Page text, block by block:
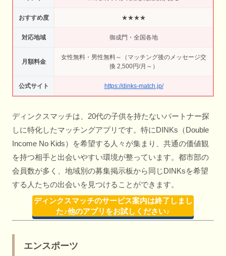
おすすめ度 ★★★★
対応地域 御成門・全国各地
月額料金
女性無料・男性無料～（マッチング後のメッセージ交
換 2,500円/月～）
公式サイト https://dinks-match.jp/
ディンクスマッチは、20代の子供を持たないパートナー探
しに特化したマッチングアプリです。特にDINKs（Double
Income No Kids）を希望する人々が集まり、共通の価値観
を持つ相手と出会いやすい環境が整っています。都市部の
会員数が多く、地域別の募集掲示板から同じDINKsを希望
する人たちの出会いを見つけることができます。
ディンクスマッチのサービス案内は終了しまし
た♪他のアプリをお試しください♪
エンスポーツ